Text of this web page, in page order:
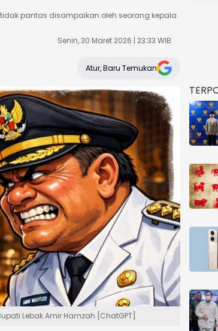
pantas disampaikan oleh seorang kepala
Senin, 30 Maret 2026 | 23:33 WIB
Atur, Baru Temukan
Lebak Amir Hamzah [ChatGPT]